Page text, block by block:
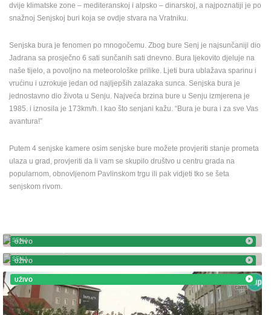
ENGLISH
dvije klimatske zone – mediteranskoj i alpsko – dinarskoj, a najpoznatiji je po
snažnoj Senjskoj buri koja se ovdje stvara na Vratniku.
Senjska bura je fenomen po mnogočemu. Zbog bure Senj je najsunčaniji dio
Jadrana sa prosječno 6 sati sunčanih sati dnevno. Bura ljekovito djeluje na
naše tijelo, a povoljno na meteorološke prilike. Ljeti bura ublažava sparinu i
vrućinu i uzrokuje jedan od najljepših zalazaka sunca. Senjska bura je
jednostavno dio života u Senju. Najveća brzina bure u Senju izmjerena je
1985. i iznosila je 173km/h. I kao što senjani kažu. “Bura je bura i za sve Vas
avantura!”
Putem 4 senjske kamere osim senjske bure možete provjeriti stanje prometa
ulaza u grad, provjeriti da li vam se skupilo društvo u centru grada na
popularnom, obnovljenom Pavlinskom trgu ili pak vidjeti tko se šeta
senjskom rivom.
UŽIVO
SENJ
UŽIVO
ULAZ U SENJ, ROTOR NA GLAVNOJ PROMETNICI
SENJ
UŽIVO